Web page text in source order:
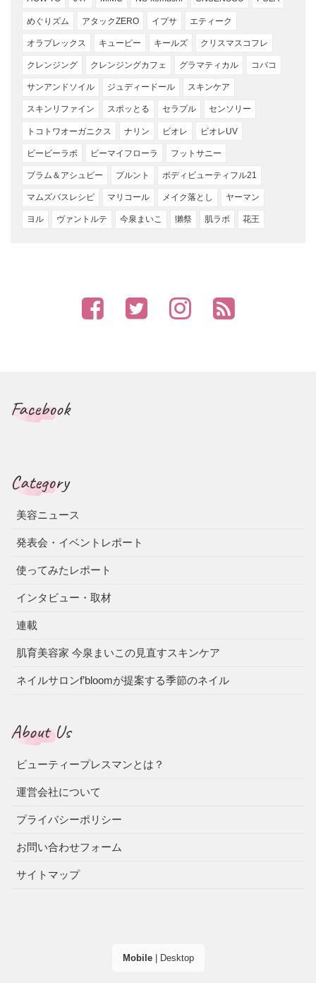
めぐりズム アタックZERO イプサ エティーク
オラプレックス キューピー キールズ クリスマスコフレ
クレンジング クレンジングカフェ グラマティカル コバコ
サンアンドソイル ジュディードール スキンケア
スキンリファイン スポッとる セラプル センソリー
トコトワオーガニクス ナリン ビオレ ビオレUV
ビービーラボ ビーマイフローラ フットサニー
プラム＆アシュビー プルント ボディビューティフル21
マムズバスレシピ マリコール メイク落とし ヤーマン
ヨル ヴァントルテ 今泉まいこ 獺祭 肌ラボ 花王
Facebook
Category
美容ニュース
発表会・イベントレポート
使ってみたレポート
インタビュー・取材
連載
肌育美容家 今泉まいこの見直すスキンケア
ネイルサロンf’bloomが提案する季節のネイル
About Us
ビューティープレスマンとは？
運営会社について
プライバシーポリシー
お問い合わせフォーム
サイトマップ
Mobile| Desktop